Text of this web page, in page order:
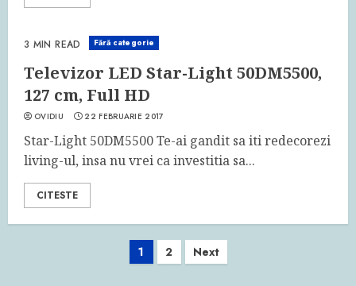
3 MIN READ Fără categorie
Televizor LED Star-Light 50DM5500,
127 cm, Full HD
OVIDIU 22 FEBRUARIE 2017
Star-Light 50DM5500 Te-ai gandit sa iti redecorezi
living-ul, insa nu vrei ca investitia sa...
CITESTE
1 2 Next